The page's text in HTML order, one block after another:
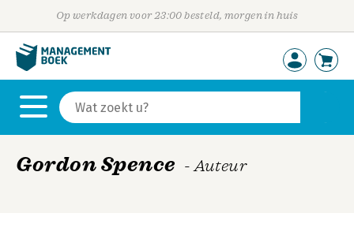
Op werkdagen voor 23:00 besteld, morgen in huis
Gordon Spence - Auteur